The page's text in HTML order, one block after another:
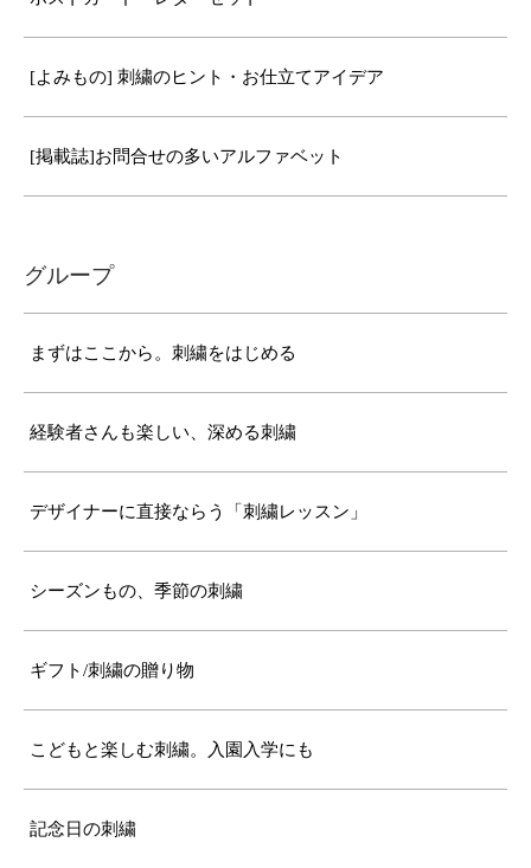
[よみもの] 刺繍のヒント・お仕立てアイデア
[掲載誌]お問合せの多いアルファベット
グループ
まずはここから。刺繍をはじめる
経験者さんも楽しい、深める刺繍
デザイナーに直接ならう「刺繍レッスン」
シーズンもの、季節の刺繍
ギフト/刺繍の贈り物
こどもと楽しむ刺繍。入園入学にも
記念日の刺繍